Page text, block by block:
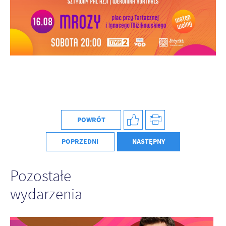
POWRÓT
POPRZEDNI NASTĘPNY
Pozostałe
wydarzenia